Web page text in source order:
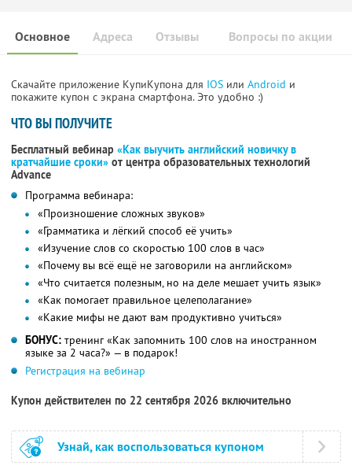
Основное Отзывы Вопросы по акции
Адреса
Скачайте приложение КупиКупона для IOS или Android и
покажите купон с экрана смартфона. Это удобно :)
ЧТО ВЫ ПОЛУЧИТЕ
Бесплатный вебинар «Как выучить английский новичку в
кратчайшие сроки» от центра образовательных технологий
Advance
Программа вебинара:
«Произношение сложных звуков»
«Грамматика и лёгкий способ её учить»
«Изучение слов со скоростью 100 слов в час»
«Почему вы всё ещё не заговорили на английском»
«Что считается полезным, но на деле мешает учить язык»
«Как помогает правильное целеполагание»
«Какие мифы не дают вам продуктивно учиться»
БОНУС: тренинг «Как запомнить 100 слов на иностранном
языке за 2 часа?» — в подарок!
Регистрация на вебинар
Купон действителен по 22 сентября 2026 включительно
Узнай, как воспользоваться купоном